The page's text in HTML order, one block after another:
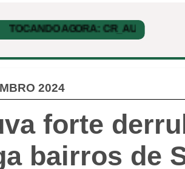
2024
forte
bairros de